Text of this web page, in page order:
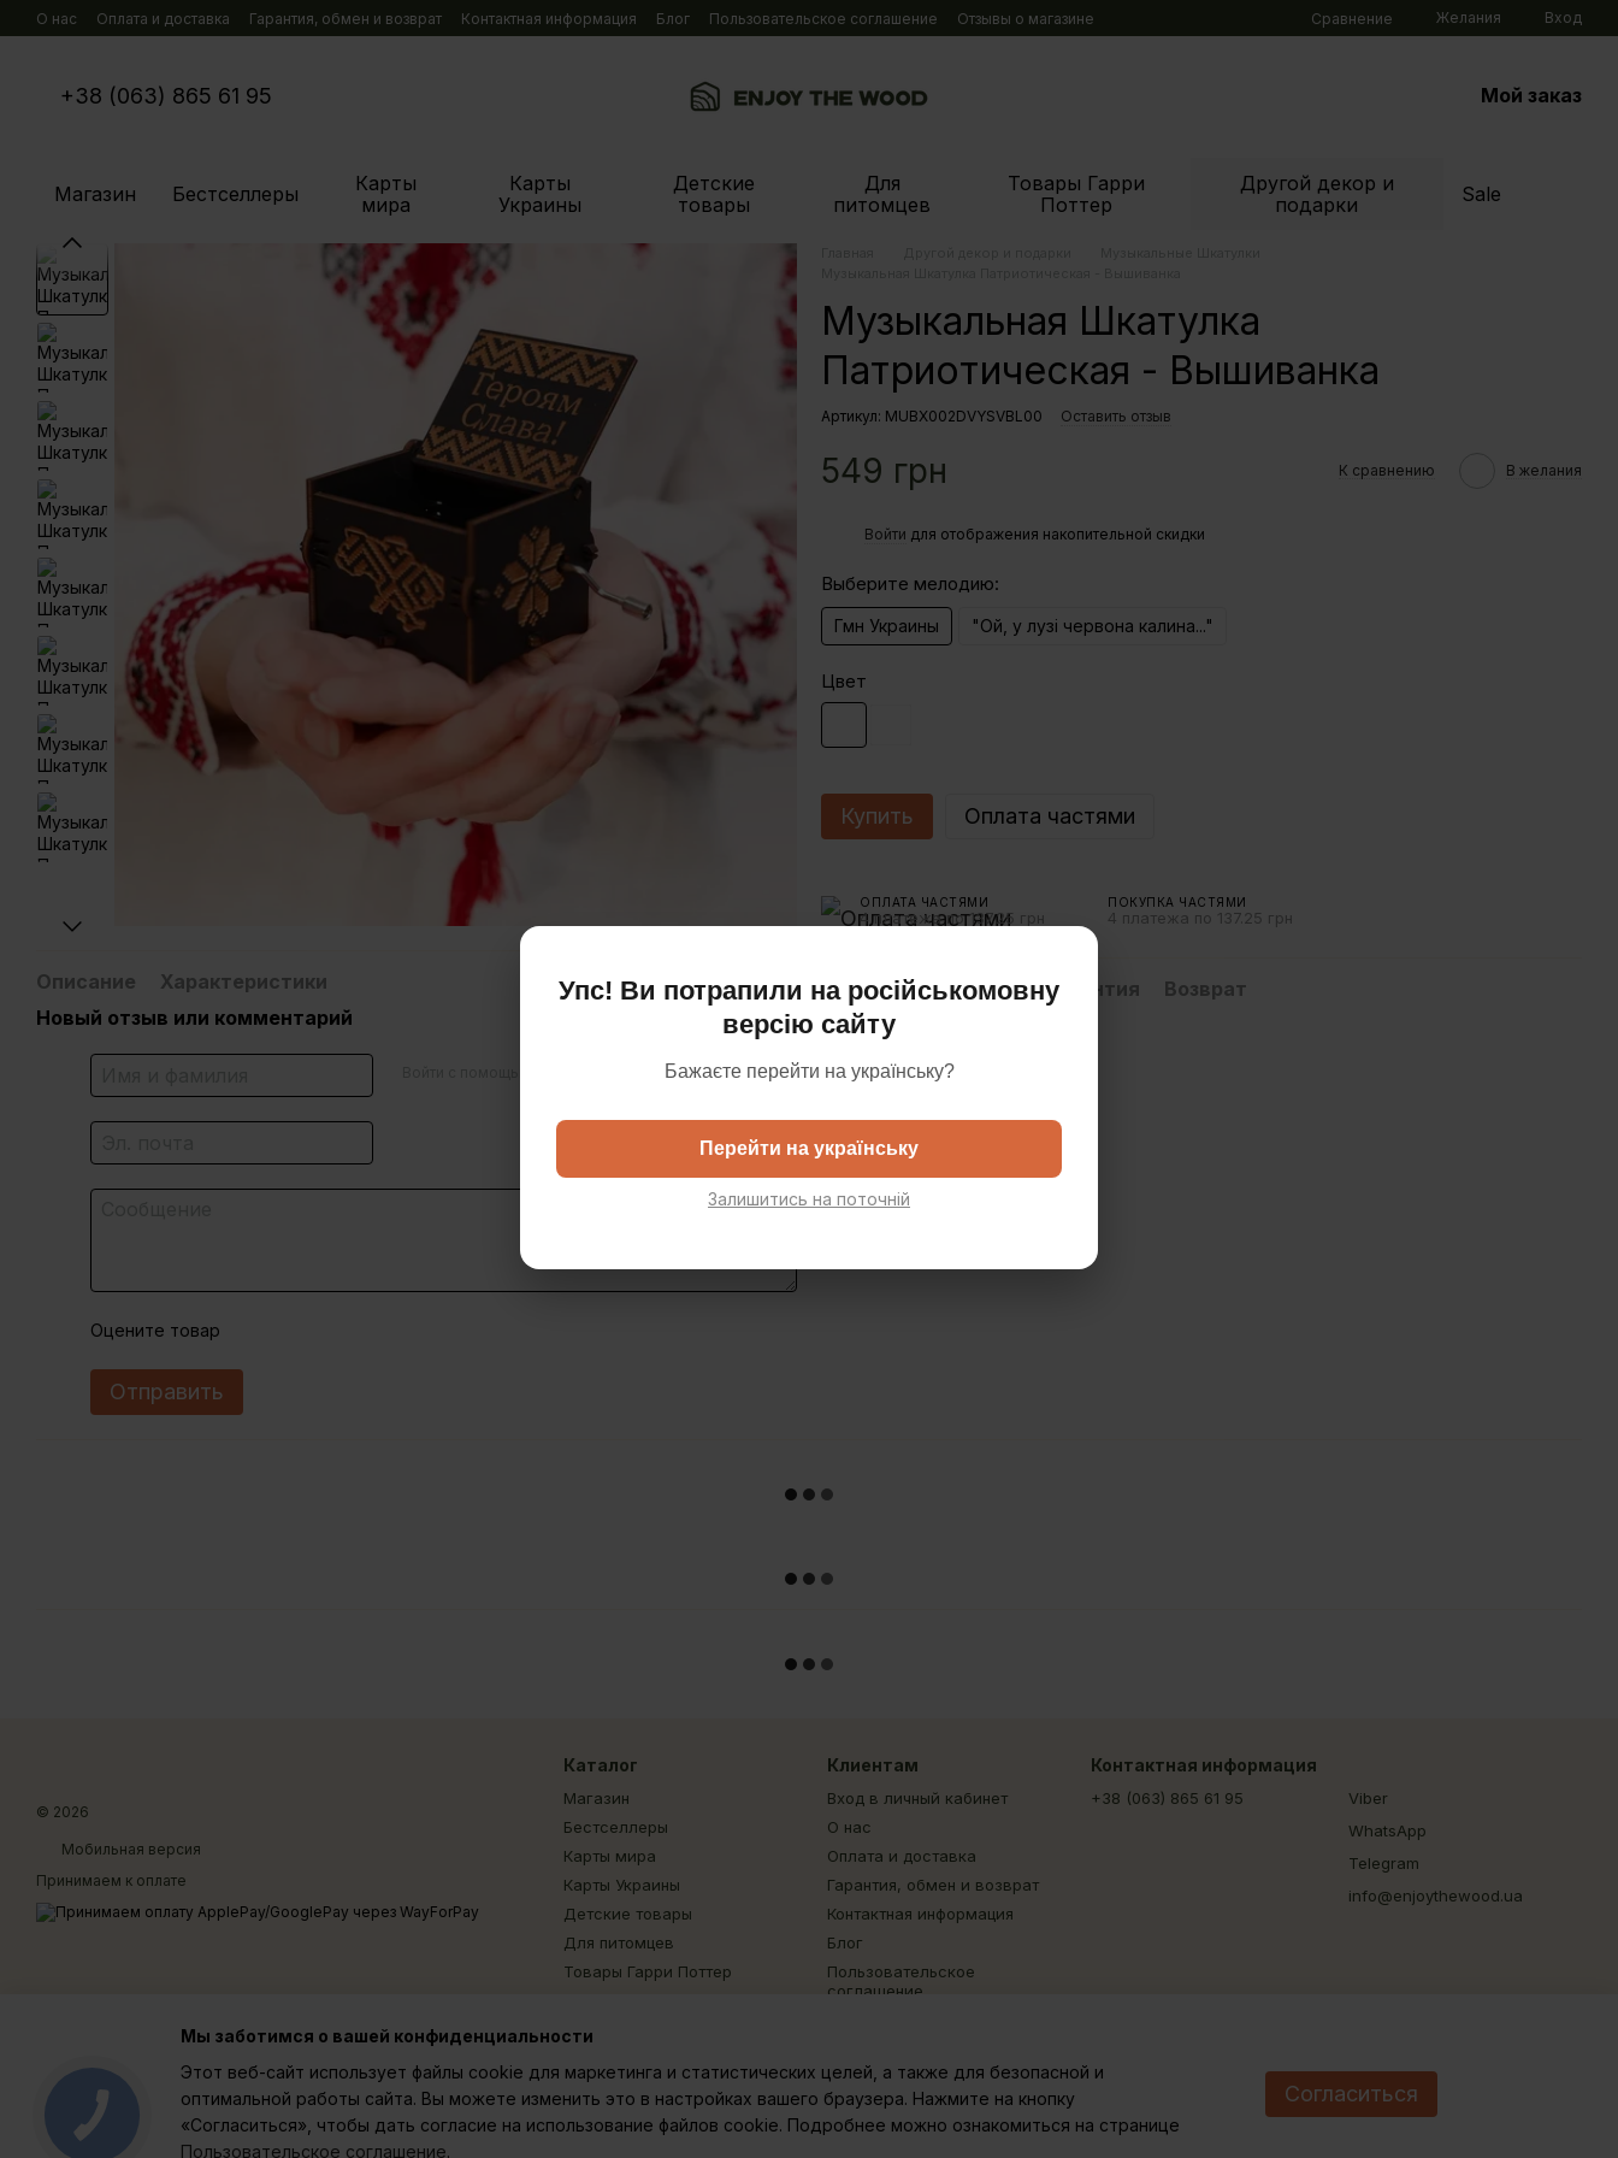
Перейти к основному контенту
Упс! Ви потрапили на російськомовну
версію сайту
Бажаєте перейти на українську?
Перейти на українську
Залишитись на поточній
О нас Оплата и доставка Гарантия, обмен и возврат Контактная информация Блог Пользовательское соглашение Отзывы о магазине Сравнение Желания Вход
+38 (063) 865 61 95 Мой заказ
Магазин Бестселлеры
Карты
мира
Карты
Украины
Детские
товары
Для
питомцев
Товары Гарри
Поттер
Другой декор и
подарки
Sale
Описание
Характеристики
Новый отзыв или комментарий
Оцените товар
Отправить
Музыкальная Шкатулка
Патриотическая - Вышиванка
Артикул: MUBX002DVYSVBL00 Оставить отзыв
549 грн К сравнению В желания
Войти для отображения накопительной скидки
Выберите мелодию:
Гмн Украины "Ой, у лузі червона калина..."
Цвет
Купить Оплата частями
ОПЛАТА ЧАСТЯМИ
4 платежа по 137.25 грн
ПОКУПКА ЧАСТЯМИ
4 платежа по 137.25 грн
Доставка Оплата Гарантия Возврат
© 2026
Мобильная версия
Принимаем к оплате
Каталог
Магазин
Бестселлеры
Карты мира
Карты Украины
Детские товары
Для питомцев
Товары Гарри Поттер
Sale
Клиентам
Вход в личный кабинет
О нас
Оплата и доставка
Гарантия, обмен и возврат
Контактная информация
Блог
Пользовательское
соглашение
Мы в соцсетях
Контактная информация
+38 (063) 865 61 95
Viber
WhatsApp
Telegram
info@enjoythewood.ua
Мы заботимся о вашей конфиденциальности
Этот веб-сайт использует файлы cookie для маркетинга и статистических целей, а также для безопасной и
оптимальной работы сайта. Вы можете изменить это в настройках вашего браузера. Нажмите на кнопку
«Согласиться», чтобы дать согласие на использование файлов cookie. Подробнее можно ознакомиться на странице
Пользовательское соглашение.
Согласиться